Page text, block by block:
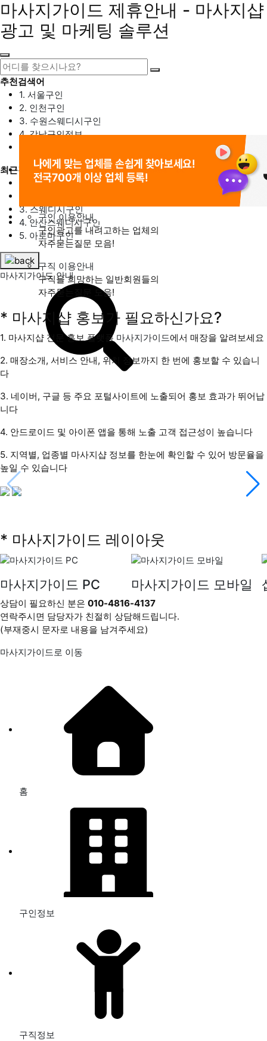
마사지가이드 제휴안내 - 마사지샵
광고 및 마케팅 솔루션
추천검색어
1. 서울구인
2. 인천구인
3. 수원스웨디시구인
4. 강남구인정보
최근검색어
1. 일산마사지구인
3. 스웨디시구인
4. 안산스웨디시구인
5. 아로마구인
마사지가이드 안내
구인 이용안내
구인광고를 내려고하는 업체의
자주묻는질문 모음!
구직 이용안내
구직을 희망하는 일반회원들의
자주묻는질문 모음!
* 마사지샵 홍보가 필요하신가요?
1. 마사지샵 전문 홍보 플랫폼 마사지가이드에서 매장을 알려보세요
2. 매장소개, 서비스 안내, 위치 정보까지 한 번에 홍보할 수 있습니
다
3. 네이버, 구글 등 주요 포털사이트에 노출되어 홍보 효과가 뛰어납
니다
4. 안드로이드 및 아이폰 앱을 통해 노출 고객 접근성이 높습니다
5. 지역별, 업종별 마사지샵 정보를 한눈에 확인할 수 있어 방문율을
높일 수 있습니다
* 마사지가이드 레이아웃
마사지가이드 PC 마사지가이드 모바일
상담이 필요하신 분은 010-4816-4137
연락주시면 담당자가 친절히 상담해드립니다.
(부재중시 문자로 내용을 남겨주세요)
마사지가이드로 이동
홈
구인정보
구직정보